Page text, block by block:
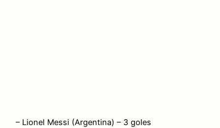
– Lionel Messi (Argentina) – 3 goles